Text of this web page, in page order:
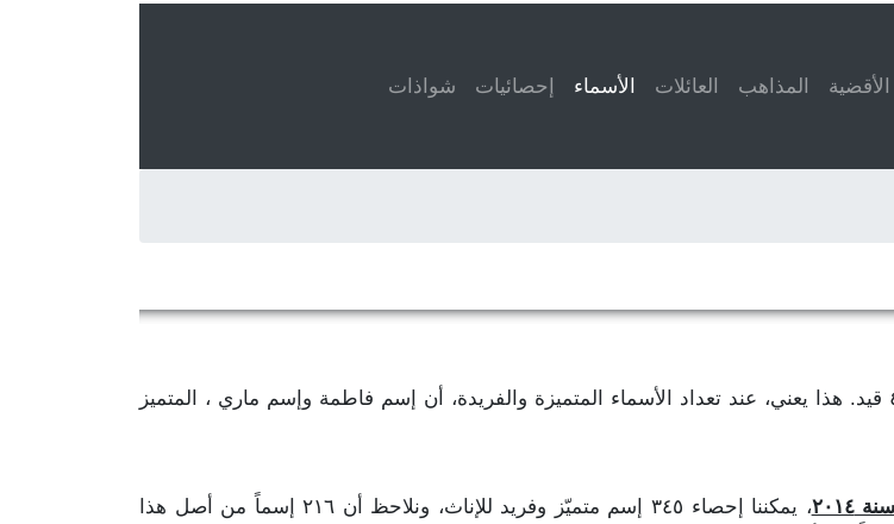
الأقضية المذاهب العائلات الأسماء إحصائيات شواذات
لنفترض أن إسم فاطمة مذكور في ٥٠ قيد وإسم ماري مذكور في ٤٠ قيد. هذا يعني، عند تعداد الأسماء المتميزة والفريدة، أن إسم فاطمة وإسم ماري ، المتميز
٢٠١٤
، يمكننا إحصاء ٣٤٥ إسم متميّز وفريد للإناث، ونلاحظ أن ٢١٦ إسماً من أصل هذا